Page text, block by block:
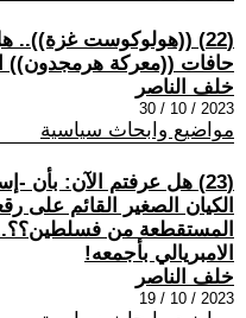
(22) ((هولوكوست غزة))..
حافات ((معركة هرمجدون))
خلف الناصر
2023 / 10 / 30
مواضيع وابحاث سياسية
(23) هل عرفتم الآن: بأن
الكيان الصغير القائم على
المستقطعة من
الامبريالي بأجمعه!
خلف الناصر
2023 / 10 / 19